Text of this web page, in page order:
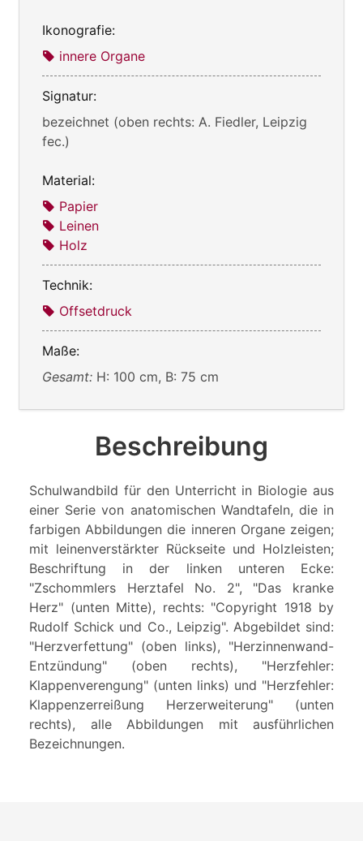
Ikonografie:
innere Organe
Signatur:
bezeichnet (oben rechts: A. Fiedler, Leipzig
fec.)
Material:
Papier
Leinen
Holz
Technik:
Offsetdruck
Maße:
Gesamt: H: 100 cm, B: 75 cm
Beschreibung
Schulwandbild für den Unterricht in Biologie aus
einer Serie von anatomischen Wandtafeln, die in
farbigen Abbildungen die inneren Organe zeigen;
mit leinenverstärkter Rückseite und Holzleisten;
Beschriftung in der linken unteren Ecke:
"Zschommlers Herztafel No. 2", "Das kranke
Herz" (unten Mitte), rechts: "Copyright 1918 by
Rudolf Schick und Co., Leipzig". Abgebildet sind:
"Herzverfettung" (oben links), "Herzinnenwand-
Entzündung" (oben rechts), "Herzfehler:
Klappenverengung" (unten links) und "Herzfehler:
Klappenzerreißung Herzerweiterung" (unten
rechts), alle Abbildungen mit ausführlichen
Bezeichnungen.